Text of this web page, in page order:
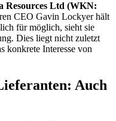
Resources Ltd (WKN:
CEO Gavin Lockyer hält
für möglich, sieht sie
Dies liegt nicht zuletzt
konkrete Interesse von
Auch